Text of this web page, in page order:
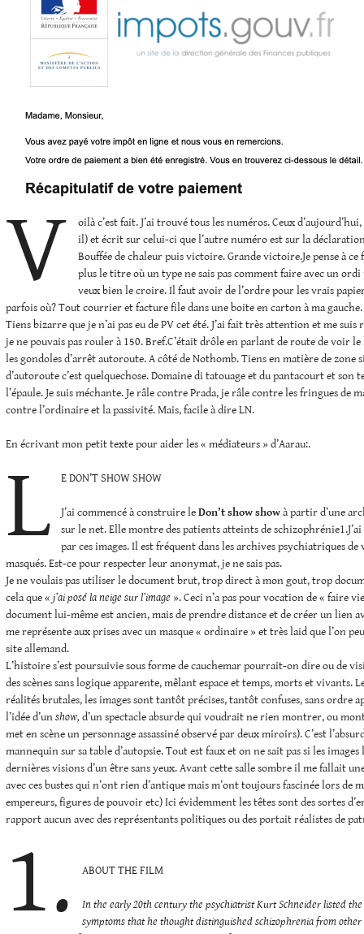
V
oilà c’est fait. J’ai trouvé tous les numéros. Ceux
il) et écrit sur celui-ci que l’autre numéro est sur la
Bouffée de chaleur puis victoire. Grande victoire.Je pense à ce
plus le titre où un type ne sais pas comment faire avec un ordi
veux bien le croire. Il faut avoir de l’ordre pour les vrais
parfois où? Tout courrier et facture file dans une boite en carton à ma gauche.
Tiens bizarre que je n’ai pas eu de PV cet été. J’ai fait très attention et me suis
je ne pouvais pas rouler à 150. Bref.C’était drôle en parlant de route de voir
les gondoles d’arrêt autoroute. A côté de Nothomb. Tiens en matière de zone
d’autoroute c’est quelquechose. Domaine di tatouage et du pantacourt et son
l’épaule. Je suis méchante. Je râle contre Prada, je râle contre les fringues de
contre l’ordinaire et la passivité. Mais, facile à dire LN.
En écrivant mon petit texte pour aider les « médiateurs » d’Aarau:.
L E DON’T SHOW SHOW
J’ai commencé à construire leDon’t show showà partir d’une
sur le net. Elle montre des patients atteints de
par ces images. Il est fréquent dans les archives psychiatriques
masqués. Est-ce pour respecter leur anonymat, je ne sais pas.
Je ne voulais pas utiliser le document brut, trop direct à mon gout, trop
cela que « j’ai posé la neige sur l’image ». Ceci n’a pas pour vocation de « faire
document lui-même est ancien, mais de prendre distance et de créer un lien
me représente aux prises avec un masque « ordinaire » et très laid que l’on
site allemand.
L’histoire s’est poursuivie sous forme de cauchemar pourrait-on dire ou de
des scènes sans logique apparente, mêlant espace et temps, morts et vivants.
réalités brutales, les images sont tantôt précises, tantôt confuses, sans ordre
l’idée d’unshow, d’un spectacle absurde qui voudrait ne rien montrer, ou
met en scène un personnage assassiné observé par deux miroirs). C’est
mannequin sur sa table d’autopsie. Tout est faux et on ne sait pas si les images
dernières visions d’un être sans yeux. Avant cette salle sombre il me fallait
avec ces bustes qui n’ont rien d’antique mais m’ont toujours fascinée lors de
empereurs, figures de pouvoir etc) Ici évidemment les têtes sont des sortes
rapport aucun avec des représentants politiques ou des portait réalistes de
1. ABOUT THE FILM
In the early 20th century the psychiatrist Kurt Schneider listed
symptoms that he thought distinguished schizophrenia from other